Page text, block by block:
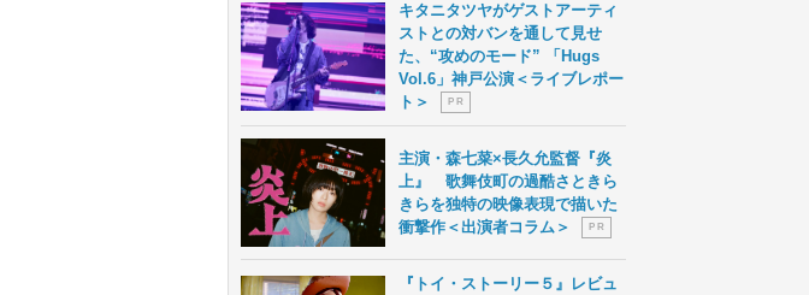
キタニタツヤがゲストアーティ
ストとの対バンを通して見せ
た、“攻めのモード” 「Hugs
Vol.6」神戸公演＜ライブレポー
ト＞
P R
主演・森七菜×長久允監督『炎
上』 歌舞伎町の過酷さときら
きらを独特の映像表現で描いた
衝撃作＜出演者コラム＞
P R
『トイ・ストーリー５』レビュ